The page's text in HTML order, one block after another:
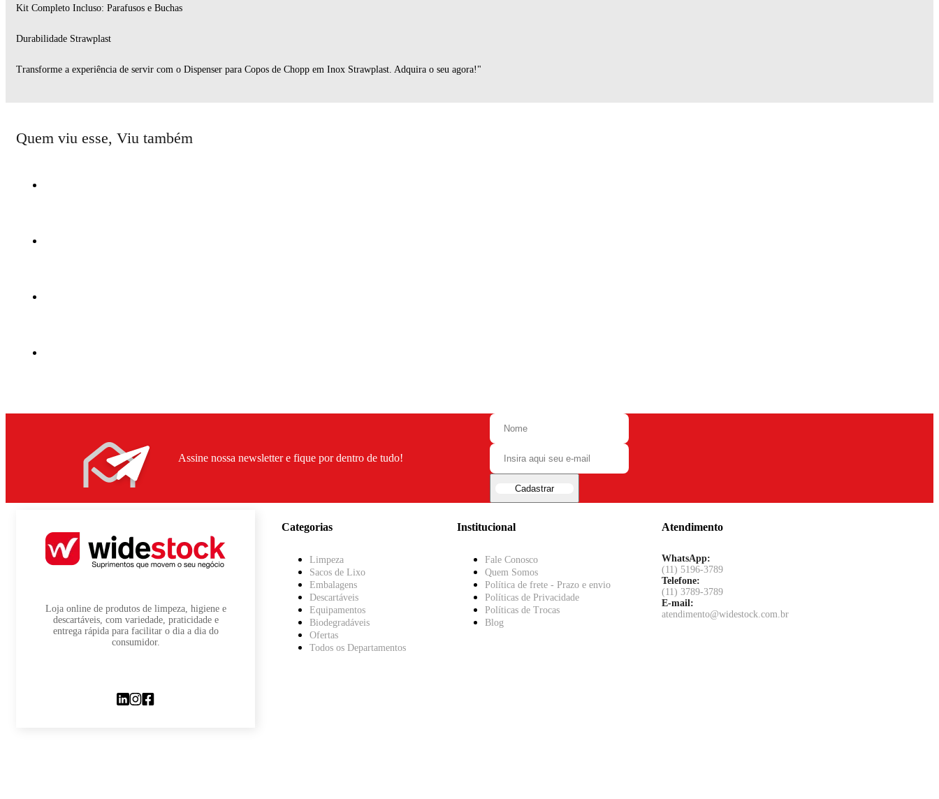
Kit Completo Incluso: Parafusos e Buchas
Durabilidade Strawplast
Transforme a experiência de servir com o Dispenser para Copos de Chopp em Inox Strawplast. Adquira o seu agora!"
Quem viu esse, Viu também
Assine nossa newsletter e fique por dentro de tudo!
Cadastrar
Loja online de produtos de limpeza, higiene e
descartáveis, com variedade, praticidade e
entrega rápida para facilitar o dia a dia do
consumidor.
Categorias
Limpeza
Sacos de Lixo
Embalagens
Descartáveis
Equipamentos
Biodegradáveis
Ofertas
Todos os Departamentos
Institucional
Fale Conosco
Quem Somos
Política de frete - Prazo e envio
Políticas de Privacidade
Políticas de Trocas
Blog
Atendimento
WhatsApp:
(11) 5196-3789
Telefone:
(11) 3789-3789
E-mail:
atendimento@widestock.com.br